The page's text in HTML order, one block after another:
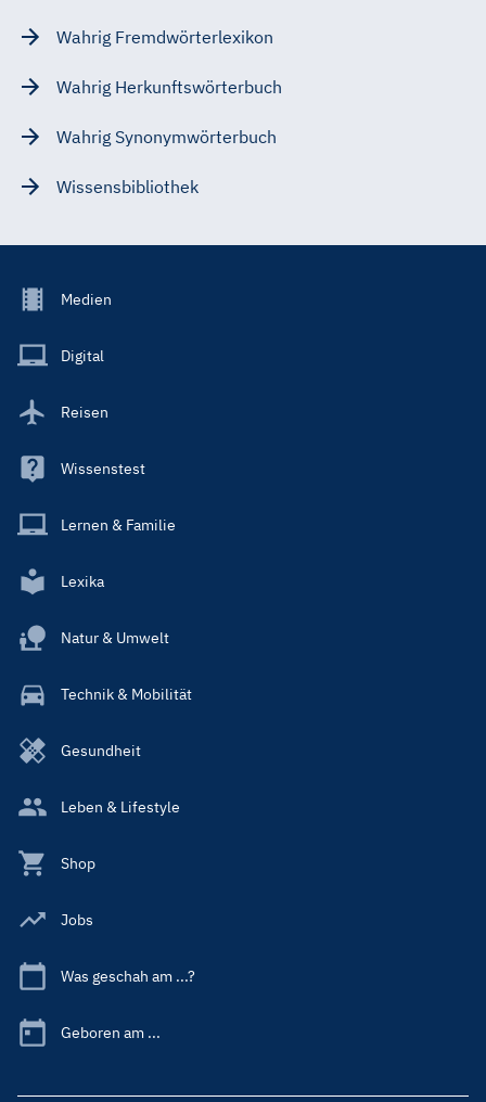
Wahrig Fremdwörterlexikon
Wahrig Herkunftswörterbuch
Wahrig Synonymwörterbuch
Wissensbibliothek
Footer
Main
Medien
Digital
Reisen
Wissenstest
Lernen & Familie
Lexika
Natur & Umwelt
Technik & Mobilität
Gesundheit
Leben & Lifestyle
Shop
Jobs
Was geschah am ...?
Geboren am ...